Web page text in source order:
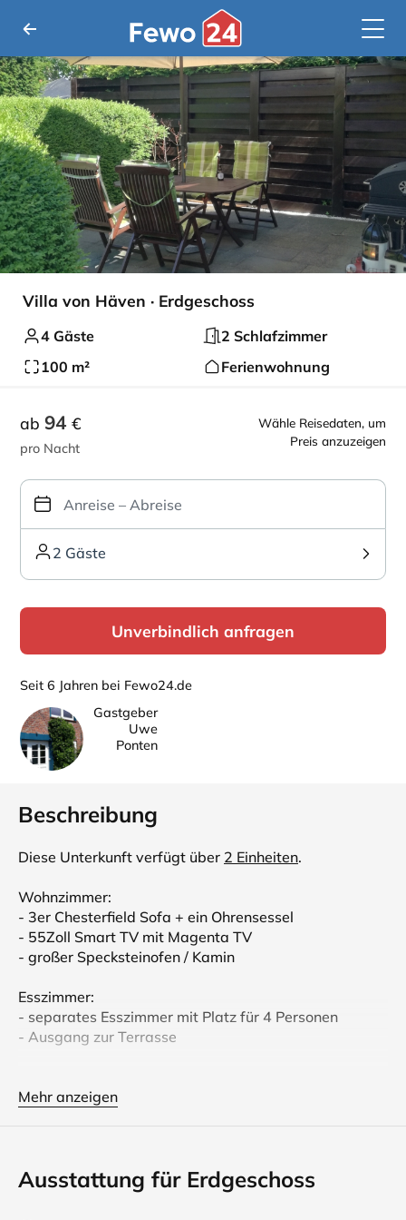
Villa von Häven · Erdgeschoss
4 Gäste
2 Schlafzimmer
100 m²
Ferienwohnung
Wähle Reisedaten, um
Preis anzuzeigen
ab 94 €
pro Nacht
2 Gäste
Unverbindlich anfragen
Seit 6 Jahren bei Fewo24.de
Gastgeber
Uwe
Ponten
Beschreibung
Diese Unterkunft verfügt über 2 Einheiten.
Wohnzimmer:
- 3er Chesterfield Sofa + ein Ohrensessel
- 55Zoll Smart TV mit Magenta TV
- großer Specksteinofen / Kamin
Esszimmer:
- separates Esszimmer mit Platz für 4 Personen
- Ausgang zur Terrasse
- gemütliche Sitzecke
Halbinsel Butjadingen. Die Region bietet neben viel
Natur und zahlreichen Freizeitaktivitäten eine gute
Erreichbarkeit der nahe gelegenen Städte
Mehr anzeigen
Ausstattung für Erdgeschoss